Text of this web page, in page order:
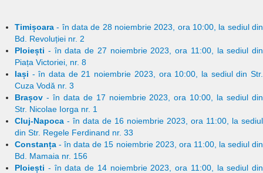
Timișoara - în data de 28 noiembrie 2023, ora 10:00, la sediul din
Bd. Revoluției nr. 2
Ploiești - în data de 27 noiembrie 2023, ora 11:00, la sediul din
Piața Victoriei, nr. 8
Iași - în data de 21 noiembrie 2023, ora 10:00, la sediul din Str.
Cuza Vodă nr. 3
Brașov - în data de 17 noiembrie 2023, ora 10:00, la sediul din
Str. Nicolae Iorga nr. 1
Cluj-Napoca - în data de 16 noiembrie 2023, ora 11:00, la sediul
din Str. Regele Ferdinand nr. 33
Constanța - în data de 15 noiembrie 2023, ora 11:00, la sediul din
Bd. Mamaia nr. 156
Ploiești - în data de 14 noiembrie 2023, ora 11:00, la sediul din